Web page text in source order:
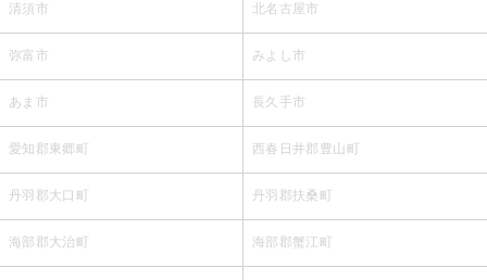
清須市 北名古屋市
弥富市 みよし市
あま市 長久手市
愛知郡東郷町 西春日井郡豊山町
丹羽郡大口町 丹羽郡扶桑町
海部郡大治町 海部郡蟹江町